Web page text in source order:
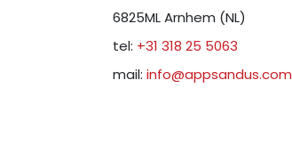
6825ML Arnhem (NL)
tel: +31 318 25 5063
mail: info@appsandus.com